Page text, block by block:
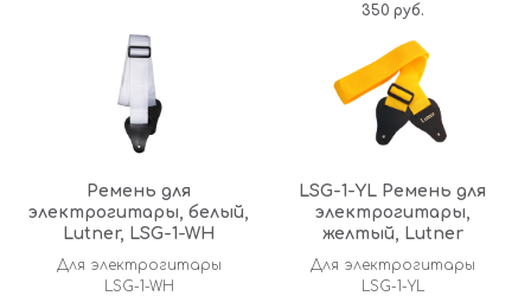
350 руб.
Ремень для
электрогитары, белый,
Lutner, LSG-1-WH
Для электрогитары
LSG-1-WH
LSG-1-YL Ремень для
электрогитары,
желтый, Lutner
Для электрогитары
LSG-1-YL